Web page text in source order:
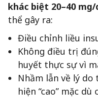
khác biệt 20–40
thể gây ra:
Điều chỉnh liều
Không điều trị
huyết thực sự vì
Nhầm lẫn về lý
hiện “cao” mặc